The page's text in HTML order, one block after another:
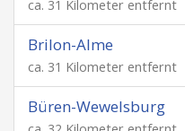
ca. 31 Kilometer entfernt
Brilon-Alme
ca. 31 Kilometer entfernt
Büren-Wewelsburg